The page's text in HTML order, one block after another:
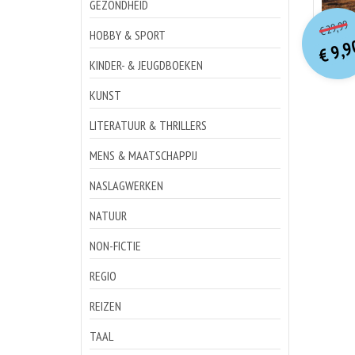
GEZONDHEID
HOBBY & SPORT
KINDER- & JEUGDBOEKEN
KUNST
LITERATUUR & THRILLERS
MENS & MAATSCHAPPIJ
NASLAGWERKEN
NATUUR
NON-FICTIE
REGIO
REIZEN
TAAL
€29,99
€